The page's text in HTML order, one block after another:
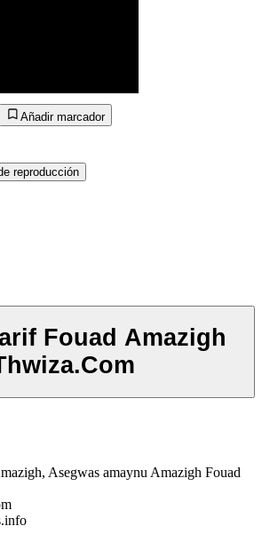
Añadir marcador
reproducción
Fouad Amazigh
Asegwas amaynu Amazigh Fouad